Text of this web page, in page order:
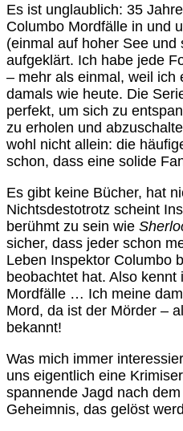
Es ist unglaublich: 35
Columbo Mordfälle in und
(einmal auf hoher See und
aufgeklärt. Ich habe jede
– mehr als einmal, weil ich
damals wie heute. Die
perfekt, um sich zu
zu erholen und
wohl nicht allein: die
schon, dass eine solide
Es gibt keine Bücher, hat
Nichtsdestotrotz scheint
berühmt zu sein wie
sicher, dass jeder schon
Leben Inspektor Columbo
beobachtet hat. Also
Mordfälle … Ich meine
Mord, da ist der Mörder –
bekannt!
Was mich immer
uns eigentlich eine
spannende Jagd nach
Geheimnis, das gelöst